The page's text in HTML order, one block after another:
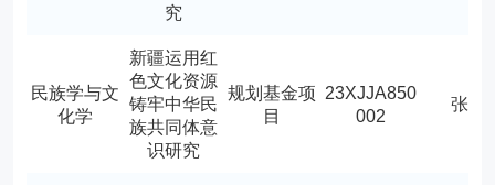
究
民族学与文
化学
新疆运用红
色文化资源
铸牢中华民
族共同体意
识研究
规划基金项
目
23XJJA850
002
张勇